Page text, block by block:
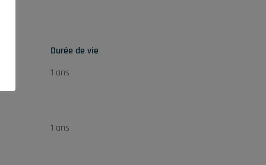
Durée de vie
1 ans
1 ans